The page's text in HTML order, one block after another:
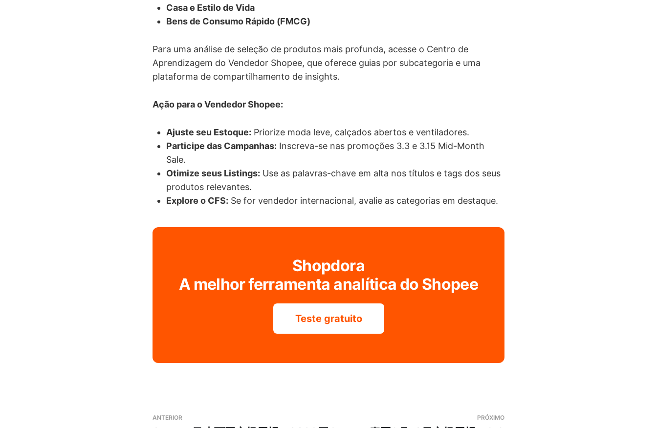
Casa e Estilo de Vida
Bens de Consumo Rápido (FMCG)
Para uma análise de seleção de produtos mais profunda, acesse o Centro de
Aprendizagem do Vendedor Shopee, que oferece guias por subcategoria e uma
plataforma de compartilhamento de insights.
Ação para o Vendedor Shopee:
Ajuste seu Estoque: Priorize moda leve, calçados abertos e ventiladores.
Participe das Campanhas: Inscreva-se nas promoções 3.3 e 3.15 Mid-Month
Sale.
Otimize seus Listings: Use as palavras-chave em alta nos títulos e tags dos seus
produtos relevantes.
Explore o CFS: Se for vendedor internacional, avalie as categorias em destaque.
Shopdora
A melhor ferramenta analítica do Shopee
Teste gratuito
ANTERIOR PRÓXIMO